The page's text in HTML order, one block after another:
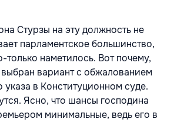
Стурзы на эту должность не
парламентское большинство,
только наметилось. Вот почему,
вариант с обжалованием
указа в Конституционном суде.
Ясно, что шансы господина
минимальные, ведь его в